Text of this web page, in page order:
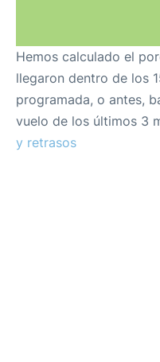
Hemos calculado el
llegaron dentro de los
programada, o antes,
vuelo de los últimos 3
y retrasos